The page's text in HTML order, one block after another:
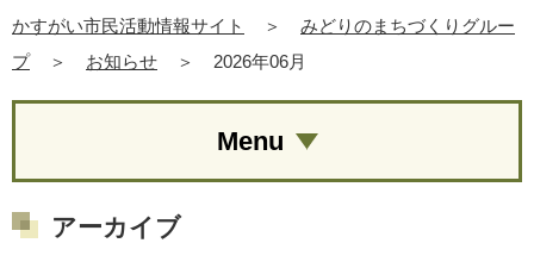
かすがい市民活動情報サイト ＞
みどりのまちづくりグルー
プ
＞ お知らせ ＞ 2026年06月
Menu
アーカイブ